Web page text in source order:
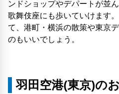
ンドショップやデパートが並
歌舞伎座にも歩いていけます
て、港町・横浜の散策や東京
のもいいでしょう。
羽田空港(東京)の